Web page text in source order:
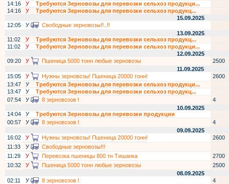
14:16
У
Требуются Зерновозы для перевозки сельхоз продукци...
14:16
У
Требуются Зерновозы для перевозки сельхоз продукц...
15.09.2025
12:05
У
Свободные зерновозы!!..!!
13.09.2025
11:02
У
Требуются Зерновозы для перевозки сельхоз продукц...
11:02
У
Требуются Зерновозы для перевозки сельхоз продукци...
12.09.2025
09:20
У Пшеница 5000 тонн любые зерновозы
2500
11.09.2025
15:05
У Нужны зерновозы! Пшеница 20000 тонн!
2600
13:47
У
Требуются Зерновозы для перевозки сельхоз продукци...
13:47
У
Требуются Зерновозы для перевозки сельхоз продукц...
07:54
У 8 зерновозов !
4
10.09.2025
14:04
У
Требуются Зерновозы для перевозки продукции
00:57
У 8 зерновозов !
4
09.09.2025
16:02
У Нужны зерновозы! Пшеница 20000 тонн!
2600
11:33
У
Свободные зерновозы!!!
11:29
У Перевозка пшеницы 800 тн Тишанка
2700
10:32
У Пшеница 5000 тонн любые зерновозы
2500
08.09.2025
02:11
У 8 зерновозов !
4